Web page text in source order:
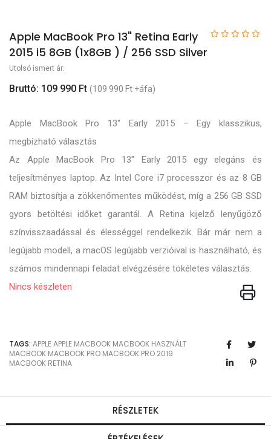
Apple MacBook Pro 13" Retina Early
2015 i5 8GB (1x8GB ) / 256 SSD Silver
Utolsó ismert ár:
Bruttó: 109 990 Ft (109 990 Ft +áfa)
Apple MacBook Pro 13" Early 2015 – Egy klasszikus,
megbízható választás
Az Apple MacBook Pro 13" Early 2015 egy elegáns és
teljesítményes laptop. Az Intel Core i7 processzor és az 8 GB
RAM biztosítja a zökkenőmentes működést, míg a 256 GB SSD
gyors betöltési időket garantál. A Retina kijelző lenyűgöző
színvisszaadással és élességgel rendelkezik. Bár már nem a
legújabb modell, a macOS legújabb verzióival is használható, és
számos mindennapi feladat elvégzésére tökéletes választás.
Nincs készleten
TAGS: APPLEAPPLE MACBOOK MACBOOK HASZNÁLT
MACBOOK MACBOOK PRO MACBOOK PRO 2019
MACBOOK RETINA
RÉSZLETEK